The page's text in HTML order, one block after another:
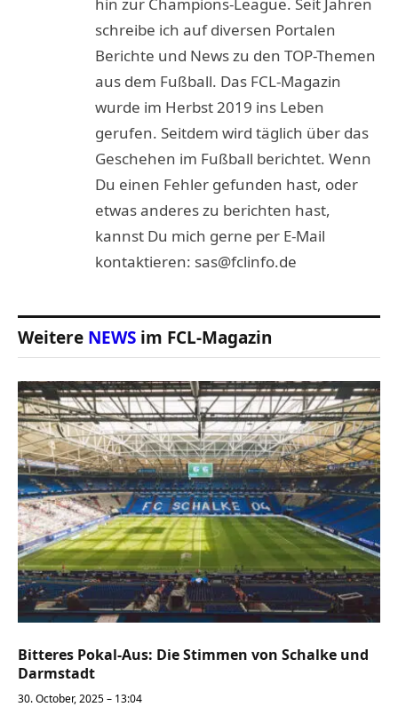
schreibe ich auf diversen Portalen
Berichte und News zu den TOP-Themen
aus dem Fußball. Das FCL-Magazin
wurde im Herbst 2019 ins Leben
gerufen. Seitdem wird täglich über das
Geschehen im Fußball berichtet. Wenn
Du einen Fehler gefunden hast, oder
etwas anderes zu berichten hast,
kannst Du mich gerne per E-Mail
kontaktieren: sas@fclinfo.de
Weitere NEWS im FCL-Magazin
Bitteres Pokal-Aus: Die Stimmen von Schalke und
Darmstadt
30. October, 2025 – 13:04